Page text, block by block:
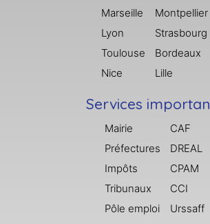
Marseille
Lyon
Toulouse
Nice
Montpellier
Strasbourg
Bordeaux
Lille
Services
Mairie
Préfectures
Impôts
Tribunaux
Pôle emploi
CAF
DREAL
CPAM
CCI
Urssaff